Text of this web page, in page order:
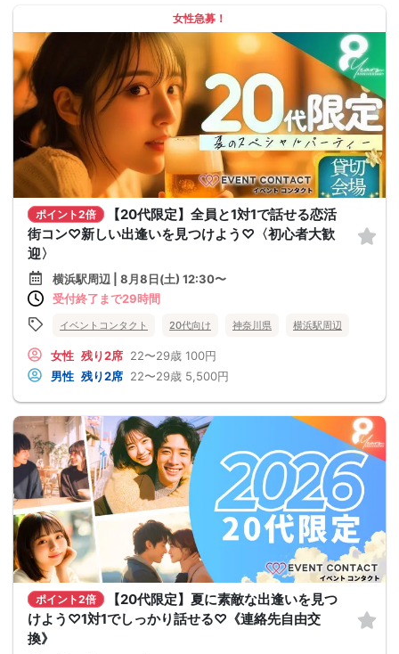
女性急募！
ポイント2倍
【20代限定】全員と1対1で話せる恋活
街コン♡新しい出逢いを見つけよう♡〈初心者大歓
迎〉
横浜駅周辺 | 8月8日(土) 12:30〜
受付終了まで29時間
イベントコンタクト 20代向け 神奈川県 横浜駅周辺
女性 残り2席 22〜29歳 100円
男性 残り2席 22〜29歳 5,500円
ポイント2倍
【20代限定】夏に素敵な出逢いを見つ
けよう♡1対1でしっかり話せる♡《連絡先自由交
換》